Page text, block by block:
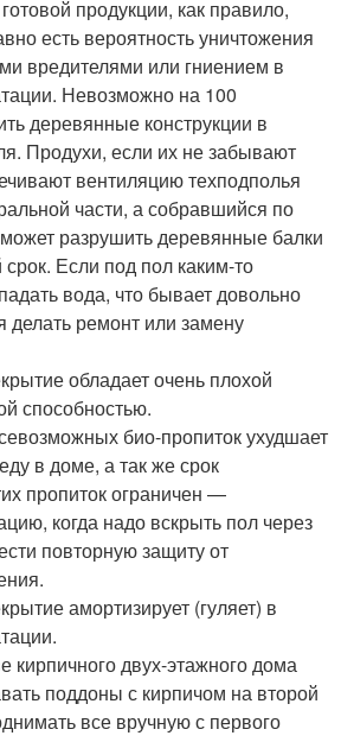
продукции, как правило,
есть вероятность уничтожения
вредителями или гниением в
Невозможно на 100
деревянные конструкции в
Продухи, если их не забывают
вентиляцию техподполья
части, а собравшийся по
разрушить деревянные балки
срок. Если под пол каким-то
вода, что бывает довольно
делать ремонт или замену
обладает очень плохой
способностью.
био-пропиток ухудшает
в доме, а так же срок
пропиток ограничен —
когда надо вскрыть пол через
повторную защиту от
амортизирует (гуляет) в
кирпичного двух-этажного дома
поддоны с кирпичом на второй
все вручную с первого